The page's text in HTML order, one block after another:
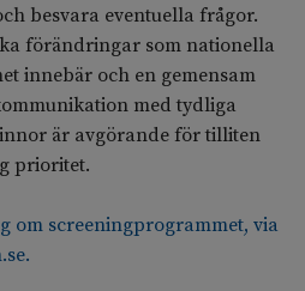
besvara eventuella frågor.
förändringar som nationella
innebär och en gemensam
med tydliga
är avgörande för tilliten
prioritet.
om screeningprogrammet, via